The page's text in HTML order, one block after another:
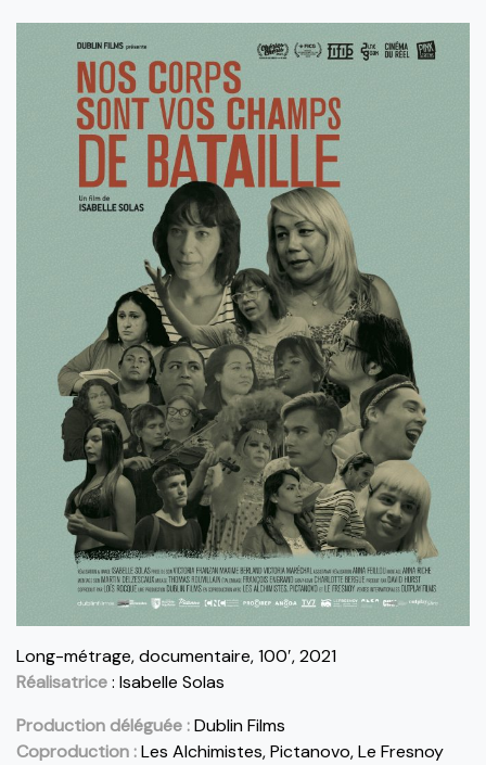
Long-métrage, documentaire, 100′, 2021
Réalisatrice: Isabelle Solas
Production déléguée :Dublin Films
Coproduction :Les Alchimistes, Pictanovo, Le Fresnoy